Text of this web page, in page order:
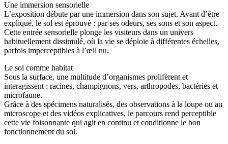
Une immersion sensorielle
L’exposition débute par une immersion dans son sujet. Avant d’être
expliqué, le sol est éprouvé : par ses odeurs, ses sons et son aspect.
Cette entrée sensorielle plonge les visiteurs dans un univers
habituellement dissimulé, où la vie se déploie à différentes échelles,
parfois imperceptibles à l’œil nu.
Le sol comme habitat
Sous la surface, une multitude d’organismes prolifèrent et
interagissent : racines, champignons, vers, arthropodes, bactéries et
microfaune.
Grâce à des spécimens naturalisés, des observations à la loupe ou au
microscope et des vidéos explicatives, le parcours rend perceptible
cette vie foisonnante qui agit en continu et conditionne le bon
fonctionnement du sol.